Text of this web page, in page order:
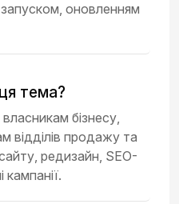
оновленням
тема?
бізнесу,
відділів продажу та
редизайн, SEO-